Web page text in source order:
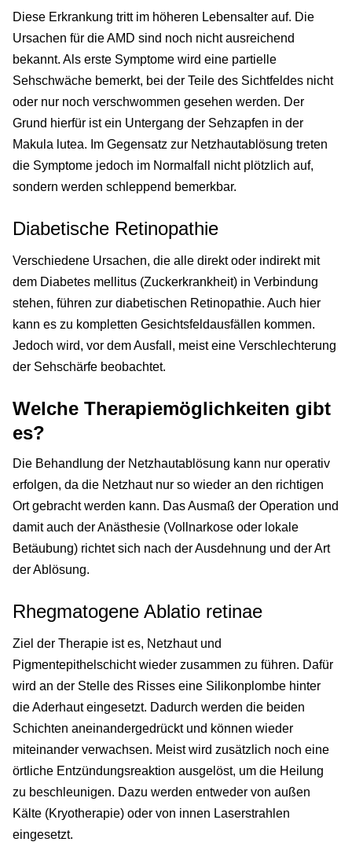
Diese Erkrankung tritt im höheren Lebensalter auf. Die
Ursachen für die AMD sind noch nicht ausreichend
bekannt. Als erste Symptome wird eine partielle
Sehschwäche bemerkt, bei der Teile des Sichtfeldes nicht
oder nur noch verschwommen gesehen werden. Der
Grund hierfür ist ein Untergang der Sehzapfen in der
Makula lutea. Im Gegensatz zur Netzhautablösung treten
die Symptome jedoch im Normalfall nicht plötzlich auf,
sondern werden schleppend bemerkbar.
Diabetische Retinopathie
Verschiedene Ursachen, die alle direkt oder indirekt mit
dem Diabetes mellitus (Zuckerkrankheit) in Verbindung
stehen, führen zur diabetischen Retinopathie. Auch hier
kann es zu kompletten Gesichtsfeldausfällen kommen.
Jedoch wird, vor dem Ausfall, meist eine Verschlechterung
der Sehschärfe beobachtet.
Welche Therapiemöglichkeiten gibt
es?
Die Behandlung der Netzhautablösung kann nur operativ
erfolgen, da die Netzhaut nur so wieder an den richtigen
Ort gebracht werden kann. Das Ausmaß der Operation und
damit auch der Anästhesie (Vollnarkose oder lokale
Betäubung) richtet sich nach der Ausdehnung und der Art
der Ablösung.
Rhegmatogene Ablatio retinae
Ziel der Therapie ist es, Netzhaut und
Pigmentepithelschicht wieder zusammen zu führen. Dafür
wird an der Stelle des Risses eine Silikonplombe hinter
die Aderhaut eingesetzt. Dadurch werden die beiden
Schichten aneinandergedrückt und können wieder
miteinander verwachsen. Meist wird zusätzlich noch eine
örtliche Entzündungsreaktion ausgelöst, um die Heilung
zu beschleunigen. Dazu werden entweder von außen
Kälte (Kryotherapie) oder von innen Laserstrahlen
eingesetzt.